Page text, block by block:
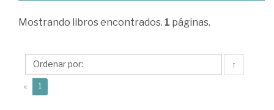
Terribas,
Mostrando libros encontrados. 1 páginas.
↑
« 1